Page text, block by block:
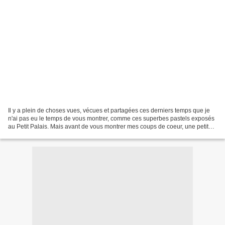
Il y a plein de choses vues, vécues et partagées ces derniers temps que je
n'ai pas eu le temps de vous montrer, comme ces superbes pastels exposés
au Petit Palais. Mais avant de vous montrer mes coups de coeur, une petite